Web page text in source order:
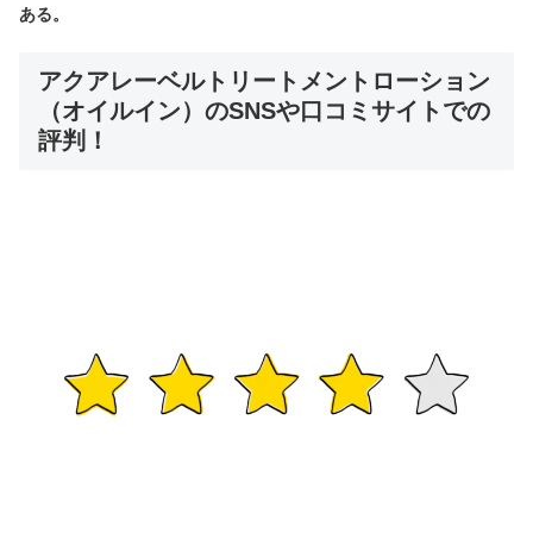
ある。
アクアレーベルトリートメントローション
（オイルイン）のSNSや口コミサイトでの
評判！